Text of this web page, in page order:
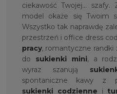
ciekawość Twojej… szafy.
model okaże się Twoim
Wszystko tak naprawdę
przestrzeń i office dress
pracy, romantyczne randki
do sukienki mini, a
wyraz szanują
spontaniczne kawy z
sukienki codzienne i